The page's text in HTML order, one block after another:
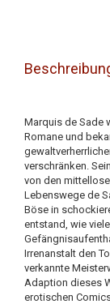
Marquis de Sade
Romane und
verschränken.
von den
Lebenswege de
Böse in
entstand, wie
Irrenanstalt den
verkannte
Adaption dieses
erotischen